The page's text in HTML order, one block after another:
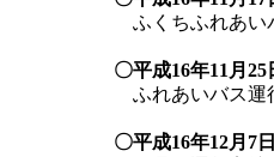
ふくちふれあい
〇平成16年11月
ふれあいバス運
〇平成16年12月7